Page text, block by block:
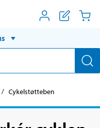
Cykelstøtteben